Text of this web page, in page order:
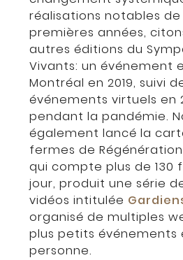
réalisations notables
premières années,
autres éditions du
Vivants: un événement
Montréal en 2019, suivi
événements virtuels en
pendant la pandémie.
également lancé la
fermes de
qui compte plus de 130
jour, produit une série
vidéos intitulée
organisé de multiples
plus petits événements
personne.